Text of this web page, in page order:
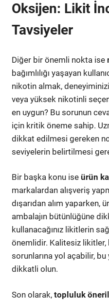
Oksijen: Likit
Tavsiyeler
Diğer bir önemli nokta ise
bağımlılığı yaşayan
nikotin almak,
veya yüksek nikotinli
en uygun? Bu sorunun
için kritik öneme sahip.
dikkat edilmesi gereken
seviyelerin belirtilmesi
Bir başka konu ise ürün
markalardan alışveriş
dışarıdan alım yaparken,
ambalajın bütünlüğüne
kullanacağınız likitlerin
önemlidir. Kalitesiz likitler,
sorunlarına yol açabilir,
dikkatli olun.
Son olarak, topluluk